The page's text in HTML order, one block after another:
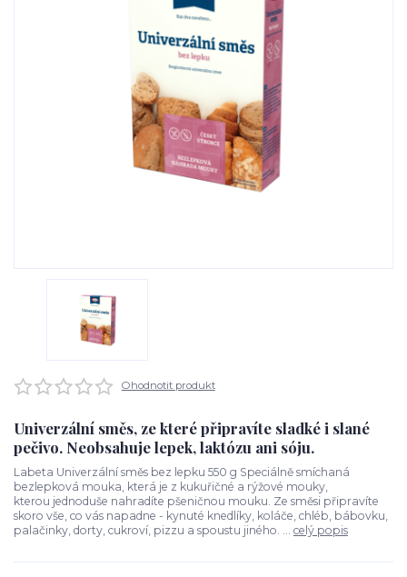
Ohodnotit produkt
Univerzální směs, ze které připravíte sladké i slané
pečivo. Neobsahuje lepek, laktózu ani sóju.
Labeta Univerzální směs bez lepku 550 g Speciálně smíchaná
bezlepková mouka, která je z kukuřičné a rýžové mouky,
kterou jednoduše nahradíte pšeničnou mouku. Ze směsi připravíte
skoro vše, co vás napadne - kynuté knedlíky, koláče, chléb, bábovku,
palačinky, dorty, cukroví, pizzu a spoustu jiného. ... celý popis